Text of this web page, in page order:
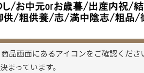
品画面にあるアイコンをご確認くださ
まっています。